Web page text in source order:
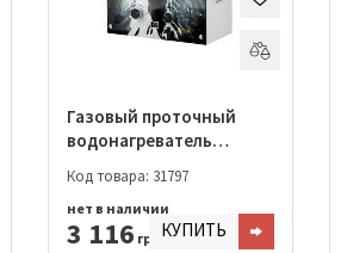
Газовый проточный
водонагреватель
Glass Venezia
Код товара: 31797
3 116 грн.
нет в наличии
КУПИТЬ